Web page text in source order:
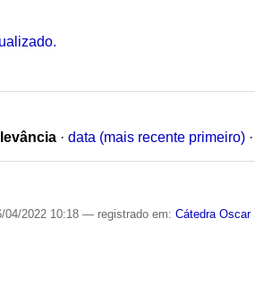
· data (mais recente primeiro) ·
04/2022 10:18— registrado em:Cátedra Oscar